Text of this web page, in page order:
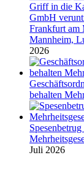
Griff in die
GmbH
Frankfurt am
Mannheim,
2026
behalten
Juli 2026